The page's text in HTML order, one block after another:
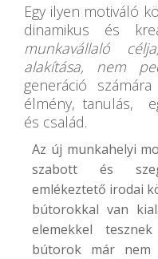
Egy ilyen motiváló
dinamikus és
munkavállaló
alakítása, nem
generáció
élmény, tanulás,
és család.
Az új munkahelyi
szabott és
emlékeztető irodai
bútorokkal van
elemekkel
bútorok már nem